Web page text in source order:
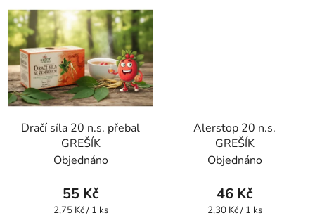
Dračí síla 20 n.s. přebal
GREŠÍK
Objednáno
55 Kč
Měrná
2,75 Kč / 1 ks
Alerstop 20 n.s.
GREŠÍK
Objednáno
46 Kč
Měrná
2,30 Kč / 1 ks